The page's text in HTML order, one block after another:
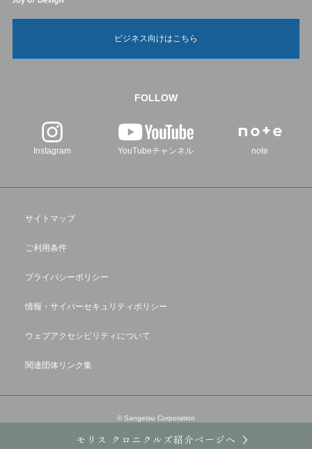
モリス クロニクルズ紹介ページへ
ビジネス向けはこちら
FOLLOW
Instagram YouTubeチャンネル note
サイトマップ
ご利用条件
プライバシーポリシー
情報・サイバーセキュリティポリシー
ウェブアクセシビリティについて
関連団体リンク集
© Sangetsu Corporation